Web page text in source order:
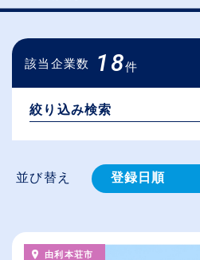
該当企業数 18件
絞り込み検索
並び替え 登録⽇順
（⾼卒の給与
由利本荘市